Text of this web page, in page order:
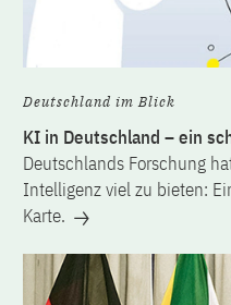
Deutschland im Blick
KI in Deutschland – ein
Deutschlands Forschung
Intelligenz viel zu bieten:
Karte.